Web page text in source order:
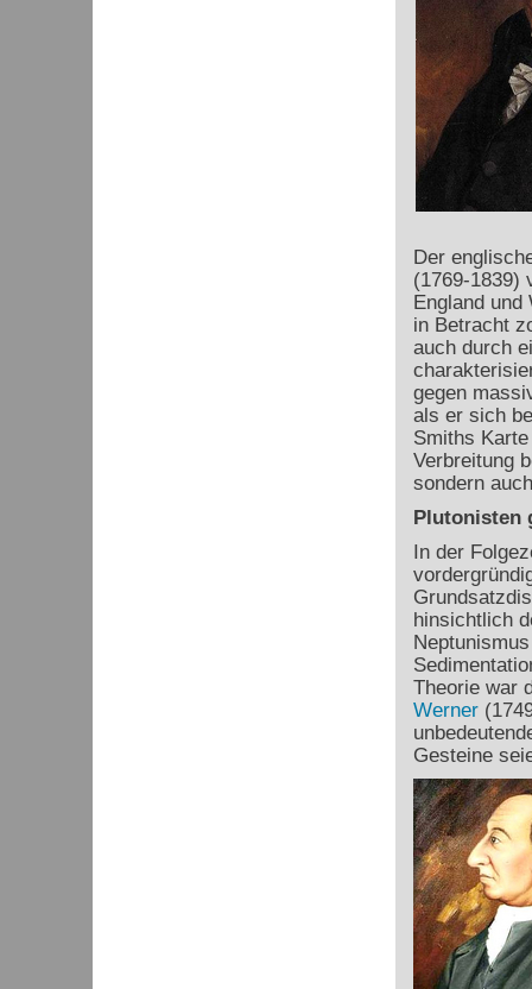
Der
(1769-1839)
England und
in Betracht
auch durch
gegen
als er sich
Smiths
Verbreitung
sondern
Plutonisten
In der
hinsichtlich
Theorie war
Werner
Gesteine